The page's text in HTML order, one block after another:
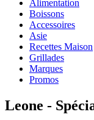
Alimentation
Boissons
Accessoires
Asie
Recettes Maison
Grillades
Marques
Promos
Leone -